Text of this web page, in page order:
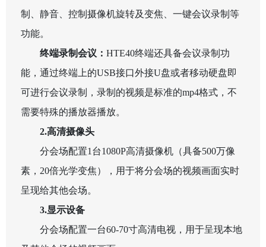
制、静音、控制摄像机旋转及变焦、一键会议录制等
功能。
终端录制会议： HTE40终端还具备会议录制功
能，通过终端上的USB接口外接U盘或者移动硬盘即
可进行会议录制，录制的视频是标准的mp4格式，不
需要特殊的播放器播放。
2.高清摄像头
分会场配置1 台1080P高清摄像机（具备500万像
素， 20倍光学变焦），用于将分会场的视频画面实时
呈现给其他会场。
3.显示设备
分会场配置一台60-70寸高清电视，用于呈现本地